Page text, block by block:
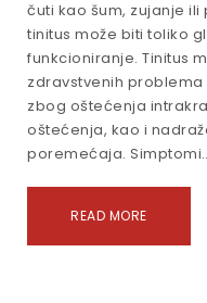
čuti kao šum, zujanje
tinitus može biti toliko
funkcioniranje. Tinitus
zdravstvenih
zbog oštećenja
oštećenja, kao i
poremećaja.
READ MORE